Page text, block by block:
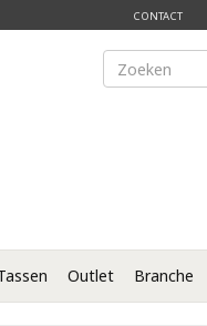
CONTACT
Outlet Branche